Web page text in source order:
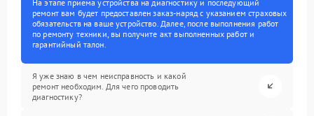
На этапе приема устройства на диагностику и последующий
ремонт вам будет предоставлен заказ-наряд с указанием страховых
обязательств на ваше устройство. Далее, после выполнения работ
по ремонту техники, вы получите акт выполненных работ и
гарантийный талон.
Я уже знаю в чем неисправность и какой
ремонт необходим. Для чего проводить
диагностику?